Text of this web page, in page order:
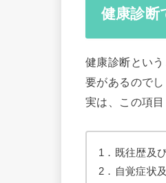
健康診断
健康診断とい
要があるのでし
実は、この項
1．既往歴及
2．自覚症状